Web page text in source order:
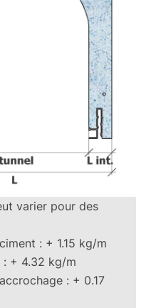
varier pour des
: + 1.15 kg/m
+ 4.32 kg/m
: + 0.17